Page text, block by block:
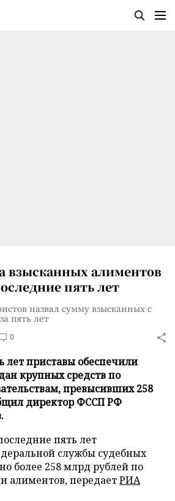
взысканных алиментов
пять лет
назвал сумму взысканных с
пять лет
0
лет приставы обеспечили
крупных средств по
превысивших 258
директор ФССП РФ
пять лет
службы судебных
более 258 млрд рублей по
алиментов, передаетРИА